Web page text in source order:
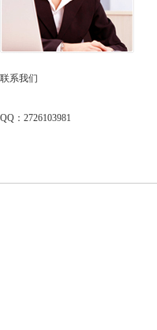
联系我们
QQ：2726103981